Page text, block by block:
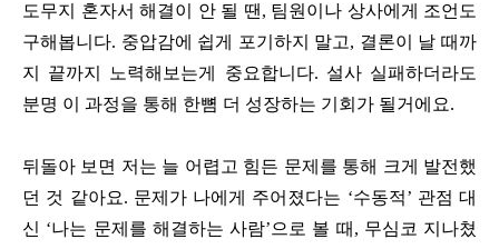
도무지 혼자서 해결이 안 될 땐, 팀원이나 상사에게 조언도
구해봅니다. 중압감에 쉽게 포기하지 말고, 결론이 날 때까
지 끝까지 노력해보는게 중요합니다. 설사 실패하더라도
분명 이 과정을 통해 한뼘 더 성장하는 기회가 될거에요.
뒤돌아 보면 저는 늘 어렵고 힘든 문제를 통해 크게 발전했
던 것 같아요. 문제가 나에게 주어졌다는 ‘수동적’ 관점 대
신 ‘나는 문제를 해결하는 사람’으로 볼 때, 무심코 지나쳤